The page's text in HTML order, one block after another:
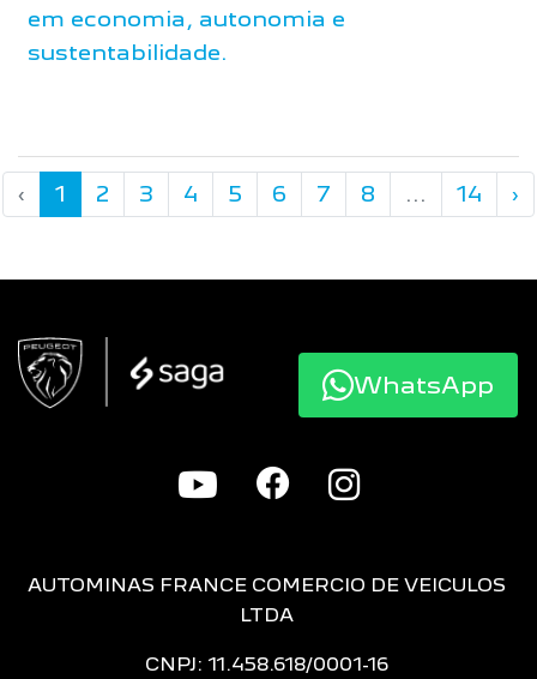
em economia, autonomia e
sustentabilidade.
‹ 1 2 3 4 5 6 7 8 ... 14 ›
AUTOMINAS FRANCE COMERCIO DE VEICULOS
LTDA
CNPJ: 11.458.618/0001-16
WhatsApp